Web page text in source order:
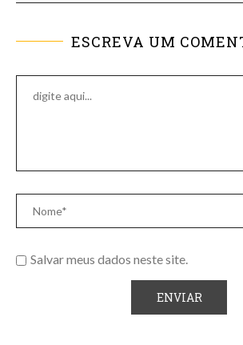
ESCREVA UM
Salvar meus dados neste site.